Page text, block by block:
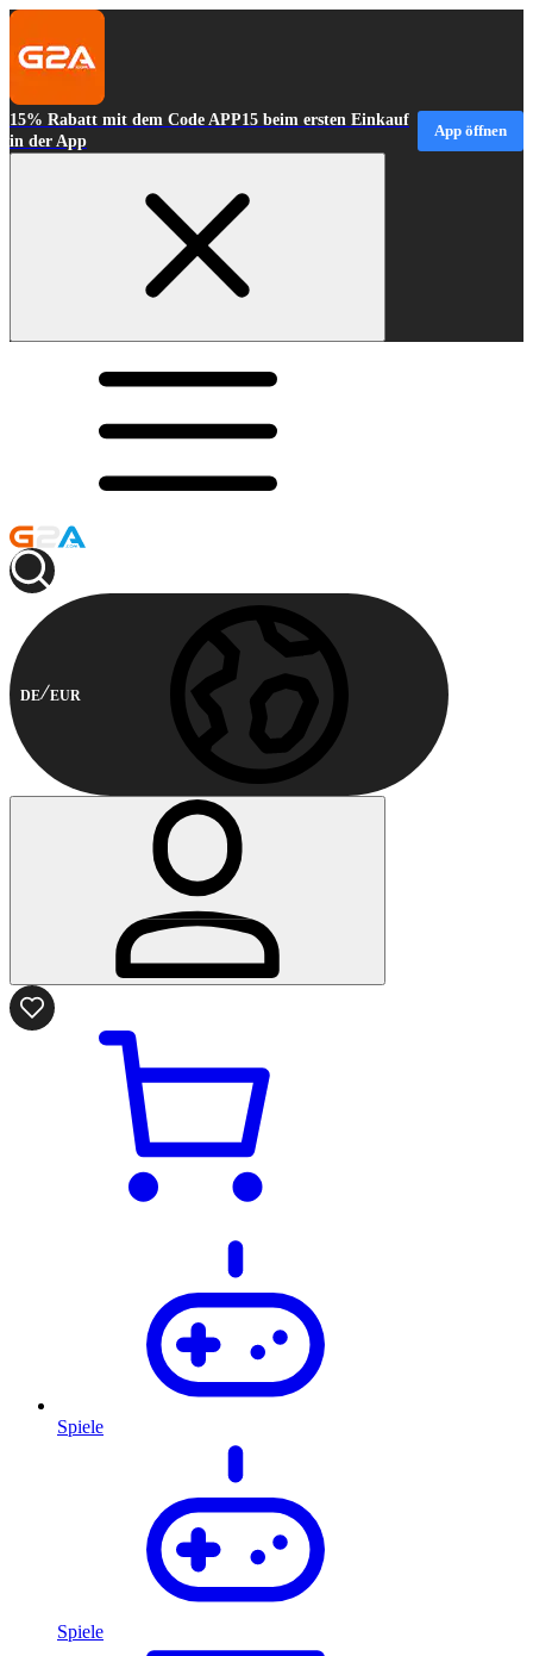
15% Rabatt mit dem Code APP15 beim ersten Einkauf
in der App
App öffnen
DE EUR
Spiele
Spiele